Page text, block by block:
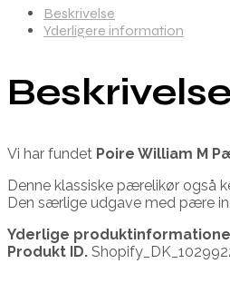
Beskrivelse
Yderligere information
Beskrivelse
Vi har fundet Poire William M
Denne klassiske pærelikør også
Den særlige udgave med pære
Yderlige
Produkt ID.